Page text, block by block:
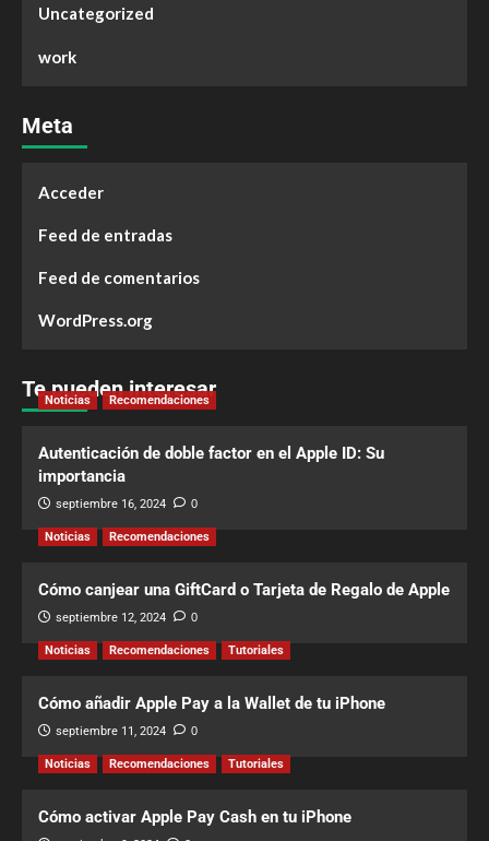
Uncategorized
work
Meta
Acceder
Feed de entradas
Feed de comentarios
WordPress.org
Te pueden interesar
Noticias Recomendaciones
Autenticación de doble factor en el Apple ID: Su
importancia
septiembre 16, 2024 0
Noticias Recomendaciones
Cómo canjear una GiftCard o Tarjeta de Regalo de Apple
septiembre 12, 2024 0
Noticias Recomendaciones Tutoriales
Cómo añadir Apple Pay a la Wallet de tu iPhone
septiembre 11, 2024 0
Noticias Recomendaciones Tutoriales
Cómo activar Apple Pay Cash en tu iPhone